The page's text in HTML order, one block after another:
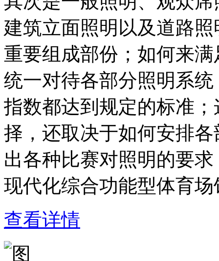
建筑立面照明以及道路
重要组成部份；如何来
统一对待各部分照明系
指数都达到规定的标准
择，还取决于如何安排
出各种比赛对照明的要
现代化综合功能型体育
查看详情